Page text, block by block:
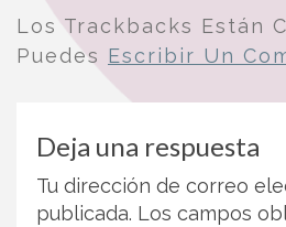
Los Trackbacks Están
Puedes Escribir Un
Deja una respuesta
Tu dirección de correo
publicada. Los campos